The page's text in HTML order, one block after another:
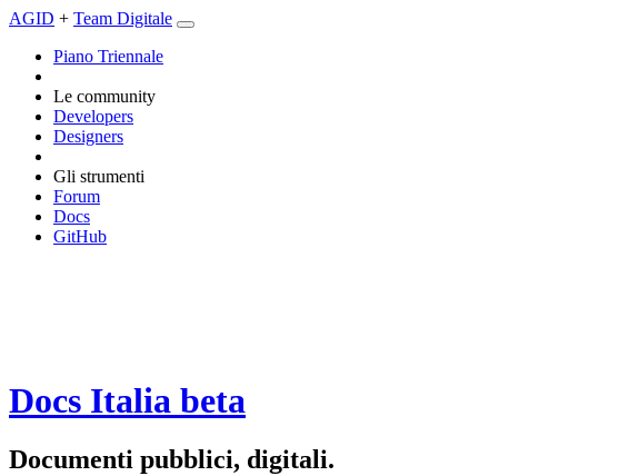
AGID + Team Digitale
Piano Triennale
Le community
Developers
Designers
Gli strumenti
Forum
Docs
GitHub
Docs Italia beta
Documenti pubblici, digitali.